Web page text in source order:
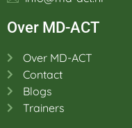
Over MD-ACT
Over MD-ACT
Contact
Blogs
Trainers